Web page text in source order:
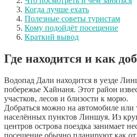
Когда лучше ехать
Полезные советы туристам
Кому подойдёт посещение
Краткий вывод
Где находится и как
Водопад Дали находится в уезде
побережье Хайнаня. Этот район
участков, лесов и близости к морю.
Добраться можно на автомобиле
населённых пунктов Линшуя. Из
центров острова поездка занимает
посещение обычно планируют как